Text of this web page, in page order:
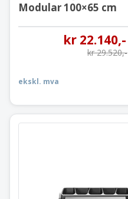
Modular 100×65 cm
kr 22.140,-
kr29.520,-
ekskl. mva